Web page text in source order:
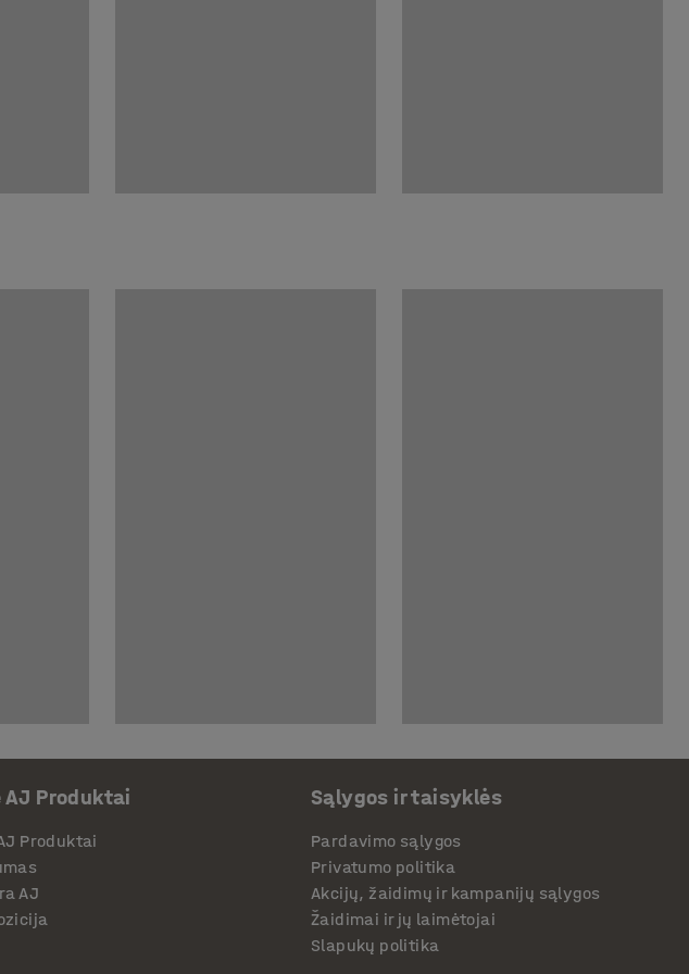
AJ Produktai
Produktai
AJ
Sąlygos ir taisyklės
Pardavimo sąlygos
Privatumo politika
Akcijų, žaidimų ir kampanijų sąlygos
Žaidimai ir jų laimėtojai
Slapukų politika